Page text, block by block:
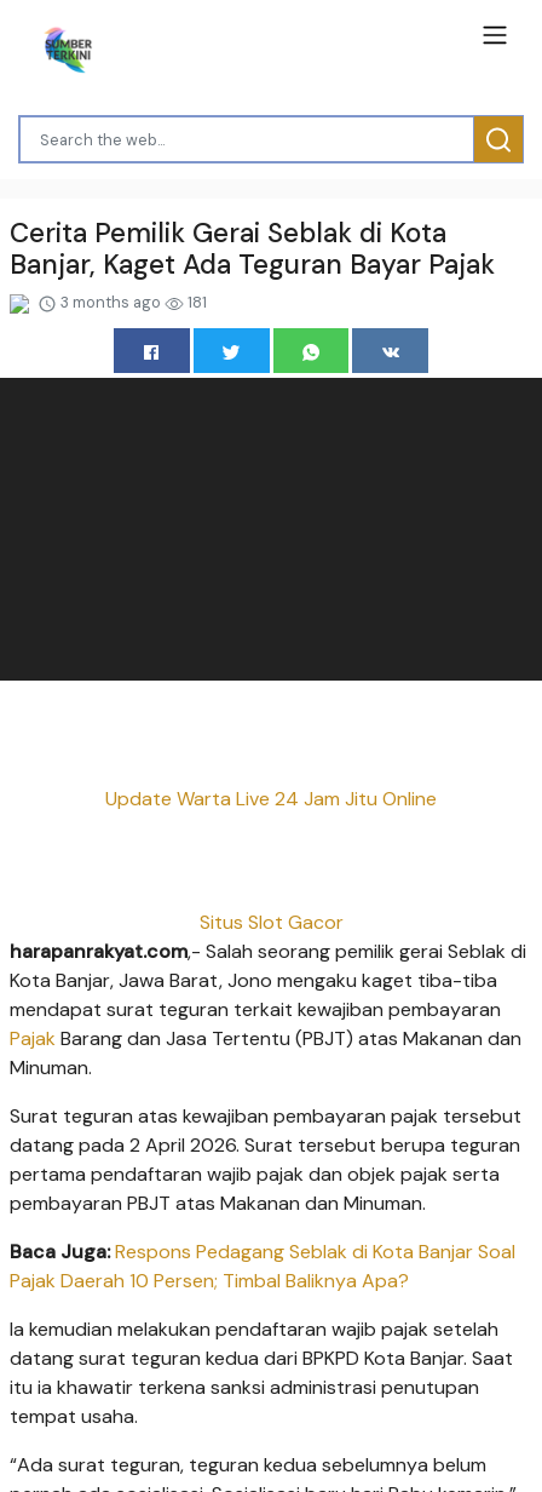
Cerita Pemilik Gerai Seblak di Kota
Banjar, Kaget Ada Teguran Bayar Pajak
3 months ago 181
Update Warta Live 24 Jam Jitu Online
Situs Slot Gacor
harapanrakyat.com,- Salah seorang pemilik gerai Seblak di
Kota Banjar, Jawa Barat, Jono mengaku kaget tiba-tiba
mendapat surat teguran terkait kewajiban pembayaran
Pajak Barang dan Jasa Tertentu (PBJT) atas Makanan dan
Minuman.
Surat teguran atas kewajiban pembayaran pajak tersebut
datang pada 2 April 2026. Surat tersebut berupa teguran
pertama pendaftaran wajib pajak dan objek pajak serta
pembayaran PBJT atas Makanan dan Minuman.
Baca Juga:Respons Pedagang Seblak di Kota Banjar Soal
Pajak Daerah 10 Persen; Timbal Baliknya Apa?
Ia kemudian melakukan pendaftaran wajib pajak setelah
datang surat teguran kedua dari BPKPD Kota Banjar. Saat
itu ia khawatir terkena sanksi administrasi penutupan
tempat usaha.
“Ada surat teguran, teguran kedua sebelumnya belum